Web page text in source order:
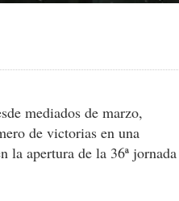
mediados de marzo,
de victorias en una
la apertura de la 36ª jornada